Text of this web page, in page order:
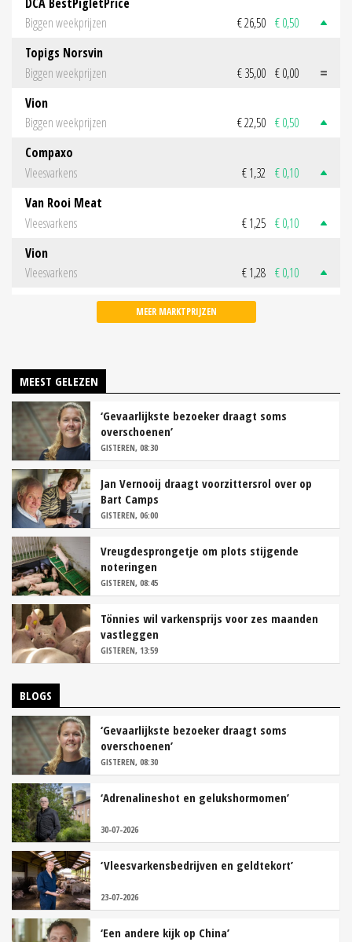
Biggen weekprijzen
€ 26,50 € 0,50
Topigs Norsvin
Biggen weekprijzen
€ 35,00 € 0,00
Vion
Biggen weekprijzen
€ 22,50 € 0,50
Compaxo
Vleesvarkens
€ 1,32 € 0,10
Van Rooi Meat
Vleesvarkens
€ 1,25 € 0,10
Vion
Vleesvarkens
€ 1,28 € 0,10
MEER MARKTPRIJZEN
MEEST GELEZEN
‘Gevaarlijkste bezoeker draagt soms
overschoenen’
GISTEREN, 08:30
Jan Vernooij draagt voorzittersrol over op
Bart Camps
GISTEREN, 06:00
Vreugdesprongetje om plots stijgende
noteringen
GISTEREN, 08:45
Tönnies wil varkensprijs voor zes maanden
vastleggen
GISTEREN, 13:59
BLOGS
‘Gevaarlijkste bezoeker draagt soms
overschoenen’
GISTEREN, 08:30
‘Adrenalineshot en gelukshormomen’
30-07-2026
‘Vleesvarkensbedrijven en geldtekort’
23-07-2026
‘Een andere kijk op China’